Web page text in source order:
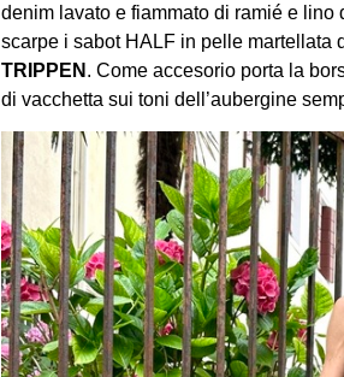
denim lavato e fiammato di ramié e lino
scarpe i sabot HALF in pelle martellata
TRIPPEN . Come accesorio porta la
di vacchetta sui toni dell’aubergine